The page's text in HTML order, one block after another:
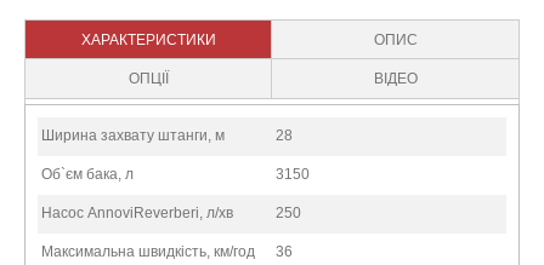
ХАРАКТЕРИСТИКИ ОПИС
ОПЦІЇ ВІДЕО
Ширина захвату штанги, м 28
Об`єм бака, л 3150
Насос AnnoviReverberi, л/хв 250
Максимальна швидкість, км/год 36